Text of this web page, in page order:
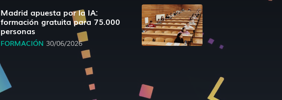
Madrid apuesta por la IA:
formación gratuita para 75.000
personas
FORMACIÓN 30/06/2026